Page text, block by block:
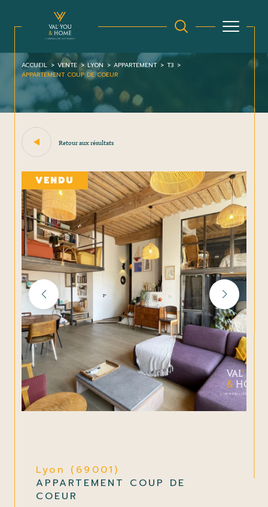
ACCUEIL VENTE LYON APPARTEMENT
T3
APPARTEMENT COUP DE COEUR
Retour aux résultats
VENDU
Lyon (69001)
APPARTEMENT COUP DE
COEUR